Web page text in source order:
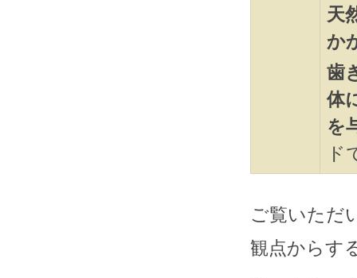
天
か
歯
体
を
ド
ご覧いただ
観点からす